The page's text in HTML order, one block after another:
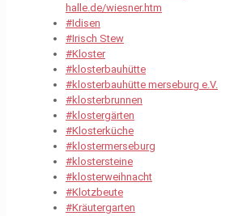
halle.de/wiesner.htm
#Idisen
#Irisch Stew
#Kloster
#klosterbauhütte
#klosterbauhütte merseburg e.V.
#klosterbrunnen
#klostergärten
#Klosterküche
#klostermerseburg
#klostersteine
#klosterweihnacht
#Klotzbeute
#Kräutergarten